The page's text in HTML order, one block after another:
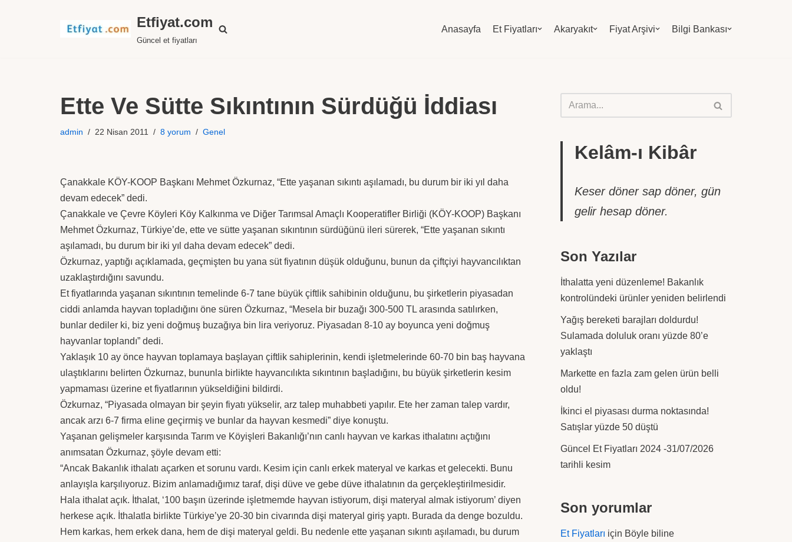
Etfiyat.com
Güncel et fiyatları
Anasayfa Et Fiyatları Akaryakıt Fiyat Arşivi Bilgi Bankası
Ette Ve Sütte Sıkıntının Sürdüğü İddiası
admin 22 Nisan 2011 8 yorum Genel
Çanakkale KÖY-KOOP Başkanı Mehmet Özkurnaz, “Ette yaşanan sıkıntı aşılamadı, bu durum bir iki yıl daha
devam edecek” dedi.
Çanakkale ve Çevre Köyleri Köy Kalkınma ve Diğer Tarımsal Amaçlı Kooperatifler Birliği (KÖY-KOOP) Başkanı
Mehmet Özkurnaz, Türkiye’de, ette ve sütte yaşanan sıkıntının sürdüğünü ileri sürerek, “Ette yaşanan sıkıntı
aşılamadı, bu durum bir iki yıl daha devam edecek” dedi.
Özkurnaz, yaptığı açıklamada, geçmişten bu yana süt fiyatının düşük olduğunu, bunun da çiftçiyi hayvancılıktan
uzaklaştırdığını savundu.
Et fiyatlarında yaşanan sıkıntının temelinde 6-7 tane büyük çiftlik sahibinin olduğunu, bu şirketlerin piyasadan
ciddi anlamda hayvan topladığını öne süren Özkurnaz, “Mesela bir buzağı 300-500 TL arasında satılırken,
bunlar dediler ki, biz yeni doğmuş buzağıya bin lira veriyoruz. Piyasadan 8-10 ay boyunca yeni doğmuş
hayvanlar toplandı” dedi.
Yaklaşık 10 ay önce hayvan toplamaya başlayan çiftlik sahiplerinin, kendi işletmelerinde 60-70 bin baş hayvana
ulaştıklarını belirten Özkurnaz, bununla birlikte hayvancılıkta sıkıntının başladığını, bu büyük şirketlerin kesim
yapmaması üzerine et fiyatlarının yükseldiğini bildirdi.
Özkurnaz, “Piyasada olmayan bir şeyin fiyatı yükselir, arz talep muhabbeti yapılır. Ete her zaman talep vardır,
ancak arzı 6-7 firma eline geçirmiş ve bunlar da hayvan kesmedi” diye konuştu.
Yaşanan gelişmeler karşısında Tarım ve Köyişleri Bakanlığı’nın canlı hayvan ve karkas ithalatını açtığını
anımsatan Özkurnaz, şöyle devam etti:
“Ancak Bakanlık ithalatı açarken et sorunu vardı. Kesim için canlı erkek materyal ve karkas et gelecekti. Bunu
anlayışla karşılıyoruz. Bizim anlamadığımız taraf, dişi düve ve gebe düve ithalatının da gerçekleştirilmesidir.
Hala ithalat açık. İthalat, ‘100 başın üzerinde işletmemde hayvan istiyorum, dişi materyal almak istiyorum’ diyen
herkese açık. İthalatla birlikte Türkiye’ye 20-30 bin civarında dişi materyal giriş yaptı. Burada da denge bozuldu.
Hem karkas, hem erkek dana, hem de dişi materyal geldi. Bu nedenle ette yaşanan sıkıntı aşılamadı, bu durum
Kelâm-ı Kibâr
Keser döner sap döner, gün
gelir hesap döner.
Son Yazılar
İthalatta yeni düzenleme! Bakanlık
kontrolündeki ürünler yeniden belirlendi
Yağış bereketi barajları doldurdu!
Sulamada doluluk oranı yüzde 80’e
yaklaştı
Markette en fazla zam gelen ürün belli
oldu!
İkinci el piyasası durma noktasında!
Satışlar yüzde 50 düştü
Güncel Et Fiyatları 2024 -31/07/2026
tarihli kesim
Son yorumlar
Et Fiyatları için Böyle biline